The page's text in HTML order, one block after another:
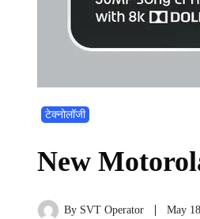
टेक्नोलॉजी
New
By SVT Operator May